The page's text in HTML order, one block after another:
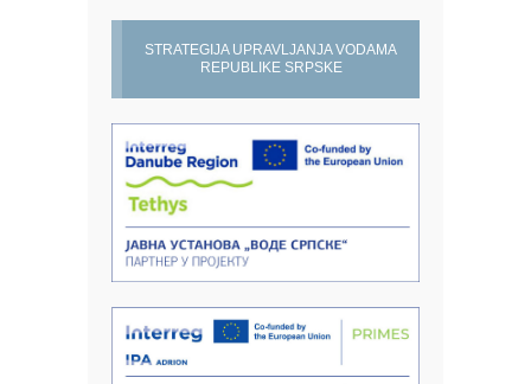
STRATEGIJA UPRAVLJANJA VODAMA
REPUBLIKE SRPSKE